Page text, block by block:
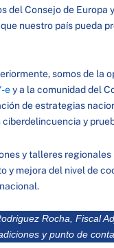
del Consejo de Europa
nuestro país pueda
somos de la
ey a la comunidad del
de estrategias
y
y talleres
y mejora del nivel de
Rocha, Fiscal
y punto de